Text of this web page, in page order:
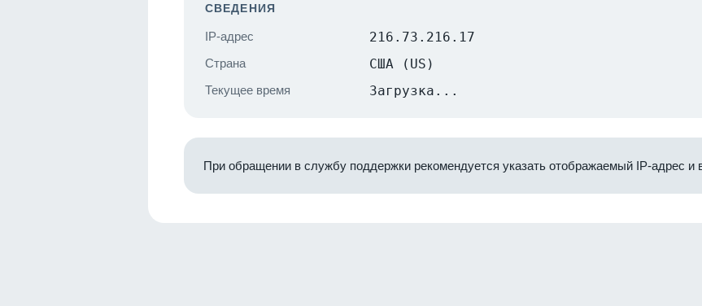
СВЕДЕНИЯ
IP-адрес 216.73.216.17
Страна США (US)
Текущее время Загрузка...
При обращении в службу поддержки рекомендуется указать отображаемый IP-адрес и